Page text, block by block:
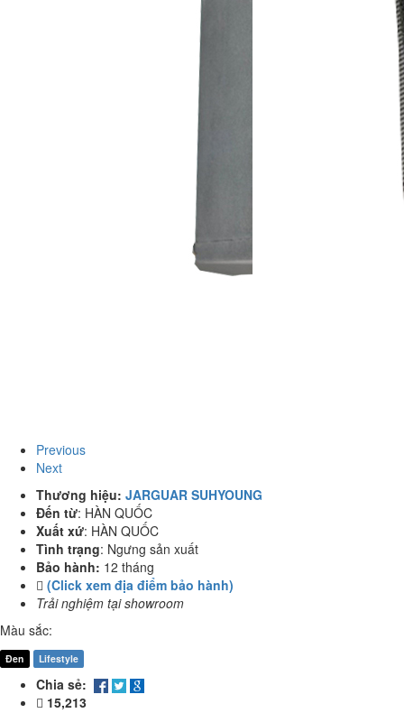
Previous
Next
Thương hiệu: JARGUAR SUHYOUNG
Đến từ: HÀN QUỐC
Xuất xứ: HÀN QUỐC
Tình trạng: Ngưng sản xuất
Bảo hành: 12 tháng
(Click xem địa điểm bảo hành)
Trải nghiệm tại showroom
Màu sắc:
Đen Lifestyle
Chia sẻ:
15,213